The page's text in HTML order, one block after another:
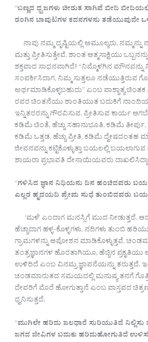
“ಬಣ್ಣದ ಧ್ವಜಗಳು ಚೀರುತ ಸಾಗಿವೆ ಬೀದಿ
ರಂಗಿನ ಬಾವುಟಗಳ ಕದನಗಳನು ತಡೆಯುವುದೇ
ನಾವು ನಮ್ಮ ದೃಷ್ಟಿಯಲ್ಲಿ ಅಮೂಲ್ಯರು, ನಮ್ಮನ್ನು
ಮತ್ತು ಪ್ರೀತಿಸುತ್ತೇವೆ. ಶಾಂತ ಆತ್ಮಸಾಕ್ಷಿಯು
ಶಕ್ತವಾದ ಸಾಧನವಾಗಿದೆ! “ನಿಮ್ಮೊಳಗಿನ ಮೌನವನ್ನು
ಸಂಪರ್ಕಿಸಿದಾಗ, ನಿಮ್ಮ ಸುತ್ತಲೂ ನಡೆಯುತ್ತಿರುವ
ಅರ್ಥಮಾಡಿಕೊಳ್ಳಬಹುದು” ಎಂಬ ಪಾಶ್ಚಾತ್ಯ ಚಿಂತಕ
ರವರ ಚಿಂತನೆಯು ಶಾಂತಿಯುತ ಬದುಕಿಗೆ
ಇನ್ನಿತರರನ್ನು ಗೌರವಿಸುವ, ಪ್ರೀತಿಸುವ ಕಾರ್ಯ
ಕಡಿಮೆ ಚಿಂತೆ, ಹೆಚ್ಚು ಸಹಾನುಭೂತಿ, ಕಡಿಮೆ ತೀರ್ಪು,
ಕಡಿಮೆ ಒತ್ತಡ, ಹೆಚ್ಚು ಪ್ರೀತಿ, ಕಡಿಮೆ
ಜೀವನವನ್ನು ಕಟ್ಟಿಕೊಳ್ಳುತ್ತಾ ಬಯಲಲ್ಲಿ
ಶಾಯರಾ ಪ್ರಭಾವತಿ ದೇಸಾಯಿಯವರು
“ಗಳಿಸಿದ ಜ್ಞಾನ ನಿಧಿಯನು ದಿನ ಹಂಚಿದವರು
ಎಲ್ಲರ ಹೃದಯದಿ ಪ್ರೇಮ ಸುಧೆ ತುಂಬಿದವರು
‘ಮಳೆ’ ಎಂದಾಗ ಮನಸ್ಸಿಗೆ ಮುದ ನೀಡುತ್ತದೆ.‌
ಹೆಚ್ಚಾದಾಗ ಹಳ್ಳ-ಕೊಳ್ಳಗಳು, ನದಿಗಳು ತುಂಬಿ
ಗ್ರಾಮಗಳನ್ನು ಆಪೋಶನ ಮಾಡಿಕೊಳ್ಳುತ್ತವೆ.
ತಂತ್ರಜ್ಞಾನಗಳ ಹೊರತಾಗಿಯೂ, ಹೆಚ್ಚಿನ ಪ್ರಕೃತಿಯು
ಉಳಿದಿದೆ ಎಂಬ ವಿನಮ್ರ ಜ್ಞಾಪನೆಯನ್ನು ತರುತ್ತದೆ.
ಚಂಡಮಾರುತದ ಸಮಯದಲ್ಲಿ ಮನುಷ್ಯ ತನಗೆ
ದೇವರಿಗೆ ಮೊರೆ ಹೋಗುತ್ತಾನೆ ಎಂಬ ವಾಸ್ತವದ
ಧ್ವನಿಸುತ್ತದೆ.‌
“ಮುಗಿಲೇ ಹರಿದು ಜಲಧಾರೆ ಸುರಿಯುತಿದೆ ನಿಲ್ಲಿಸು
ಜಗದ ಜೀವಿಗಳ‌ ಬದುಕು ಹರಿದುಹೋಗುತಿದೆ